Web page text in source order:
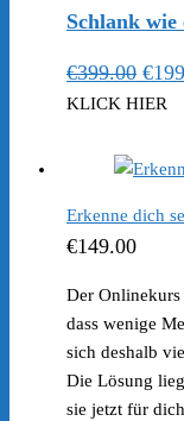
Schlank wie
€399.00
Preis
€
KLICK HIER
Erkenne dich
€149.00
Der Onlinekurs
dass wenige
sich deshalb
Die Lösung
sie jetzt für